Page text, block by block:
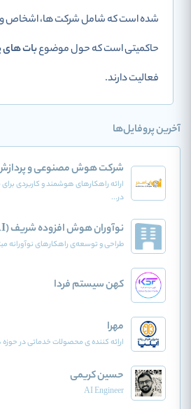
شده است که شامل شرکت ها، اشخاص و
حاکمیتی است که حول موضوعبات های
فعالیت دارند.
آخرین پروفایل‌ها
شرکت هوش مصنوعی و پردازش
ارائه راهکارهای هوشمند و کاربردی
در...
نوآوران هوش افزوده‌ شریف (Sharif AI)
طراحی و توسعه‌ی راهکارهای
کهن سیستم فردا
مهرا
اراِئه کننده ی محصولات خدماتی در
حسین کریمی
AI Engineer